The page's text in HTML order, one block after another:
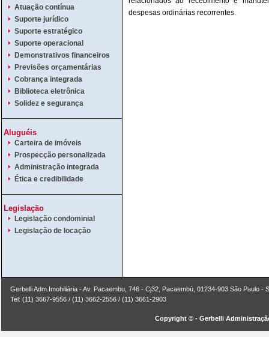
Atuação contínua
Suporte jurídico
Suporte estratégico
Suporte operacional
Demonstrativos financeiros
Previsões orçamentárias
Cobrança integrada
Biblioteca eletrônica
Solidez e segurança
Aluguéis
Carteira de imóveis
Prospecção personalizada
Administração integrada
Ética e credibilidade
Legislação
Legislação condominial
Legislação de locação
Gerbelli Adm.Imobiliária - Av. Pacaembu, 746 - Cj32, Pacaembú, 01234-903 São Paulo -
Tel: (11) 3667-9556 / (11) 3662-2556 / (11) 3661-2903
Copyright © - Gerbelli